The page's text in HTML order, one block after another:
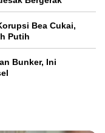
Bea Cukai,
Putih
Bunker, Ini